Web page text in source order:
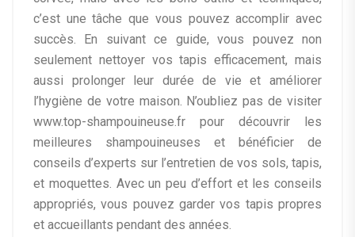
c’est une tâche que vous pouvez accomplir avec
succès. En suivant ce guide, vous pouvez non
seulement nettoyer vos tapis efficacement, mais
aussi prolonger leur durée de vie et améliorer
l’hygiène de votre maison. N’oubliez pas de visiter
www.top-shampouineuse.fr pour découvrir les
meilleures shampouineuses et bénéficier de
conseils d’experts sur l’entretien de vos sols, tapis,
et moquettes. Avec un peu d’effort et les conseils
appropriés, vous pouvez garder vos tapis propres
et accueillants pendant des années.